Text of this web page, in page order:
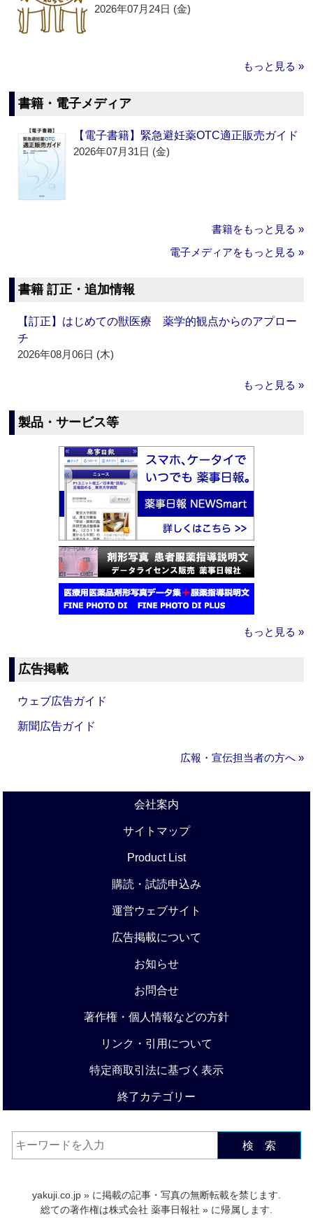
2026年07月24日 (金)
もっと見る »
書籍・電子メディア
【電子書籍】緊急避妊薬OTC適正販売ガイド
2026年07月31日 (金)
書籍をもっと見る »
電子メディアをもっと見る »
書籍 訂正・追加情報
【訂正】はじめての獣医療 薬学的観点からのアプロー
チ
2026年08月06日 (木)
もっと見る »
製品・サービス等
もっと見る »
広告掲載
ウェブ広告ガイド
新聞広告ガイド
広報・宣伝担当者の方へ »
会社案内
サイトマップ
Product List
購読・試読申込み
運営ウェブサイト
広告掲載について
お知らせ
お問合せ
著作権・個人情報などの方針
リンク・引用について
特定商取引法に基づく表示
終了カテゴリー
検 索
yakuji.co.jp » に掲載の記事・写真の無断転載を禁じます.
総ての著作権は株式会社 薬事日報社 » に帰属します.